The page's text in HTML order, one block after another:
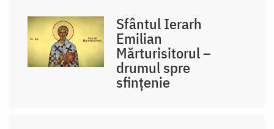
Sfântul Ierarh
Emilian
Mărturisitorul –
drumul spre
sfințenie